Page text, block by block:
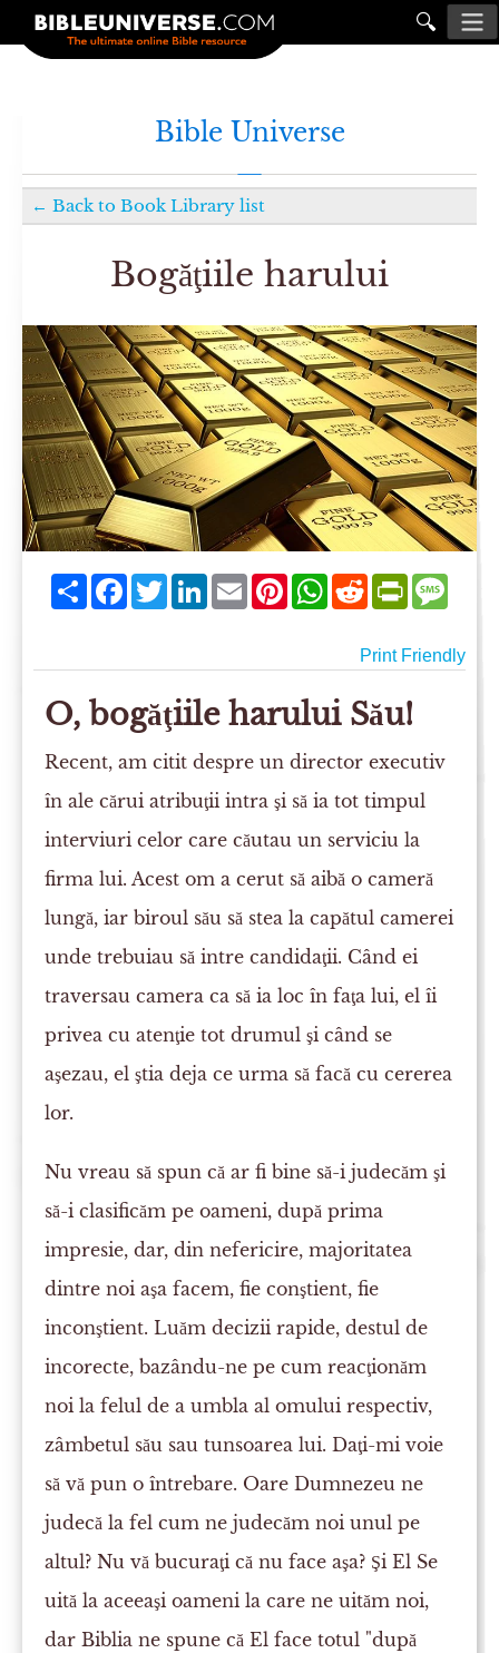
🔍
Bible Universe
← Back to Book Library list
Bogăţiile harului
ShareFacebookTwitterLinkedIn
EmailPinterestWhatsApp
Reddit
Print Friendly
O, bogăţiile harului Său!
Recent, am citit despre un director executiv
în ale cărui atribuţii intra şi să ia tot timpul
interviuri celor care căutau un serviciu la
firma lui. Acest om a cerut să aibă o cameră
lungă, iar biroul său să stea la capătul camerei
unde trebuiau să intre candidaţii. Când ei
traversau camera ca să ia loc în faţa lui, el îi
privea cu atenţie tot drumul şi când se
aşezau, el ştia deja ce urma să facă cu cererea
lor.
Nu vreau să spun că ar fi bine să-i judecăm şi
să-i clasificăm pe oameni, după prima
impresie, dar, din nefericire, majoritatea
dintre noi aşa facem, fie conştient, fie
inconştient. Luăm decizii rapide, destul de
incorecte, bazându-ne pe cum reacţionăm
noi la felul de a umbla al omului respectiv,
zâmbetul său sau tunsoarea lui. Daţi-mi voie
să vă pun o întrebare. Oare Dumnezeu ne
judecă la fel cum ne judecăm noi unul pe
altul? Nu vă bucuraţi că nu face aşa? Şi El Se
uită la aceeaşi oameni la care ne uităm noi,
dar Biblia ne spune că El face totul "după